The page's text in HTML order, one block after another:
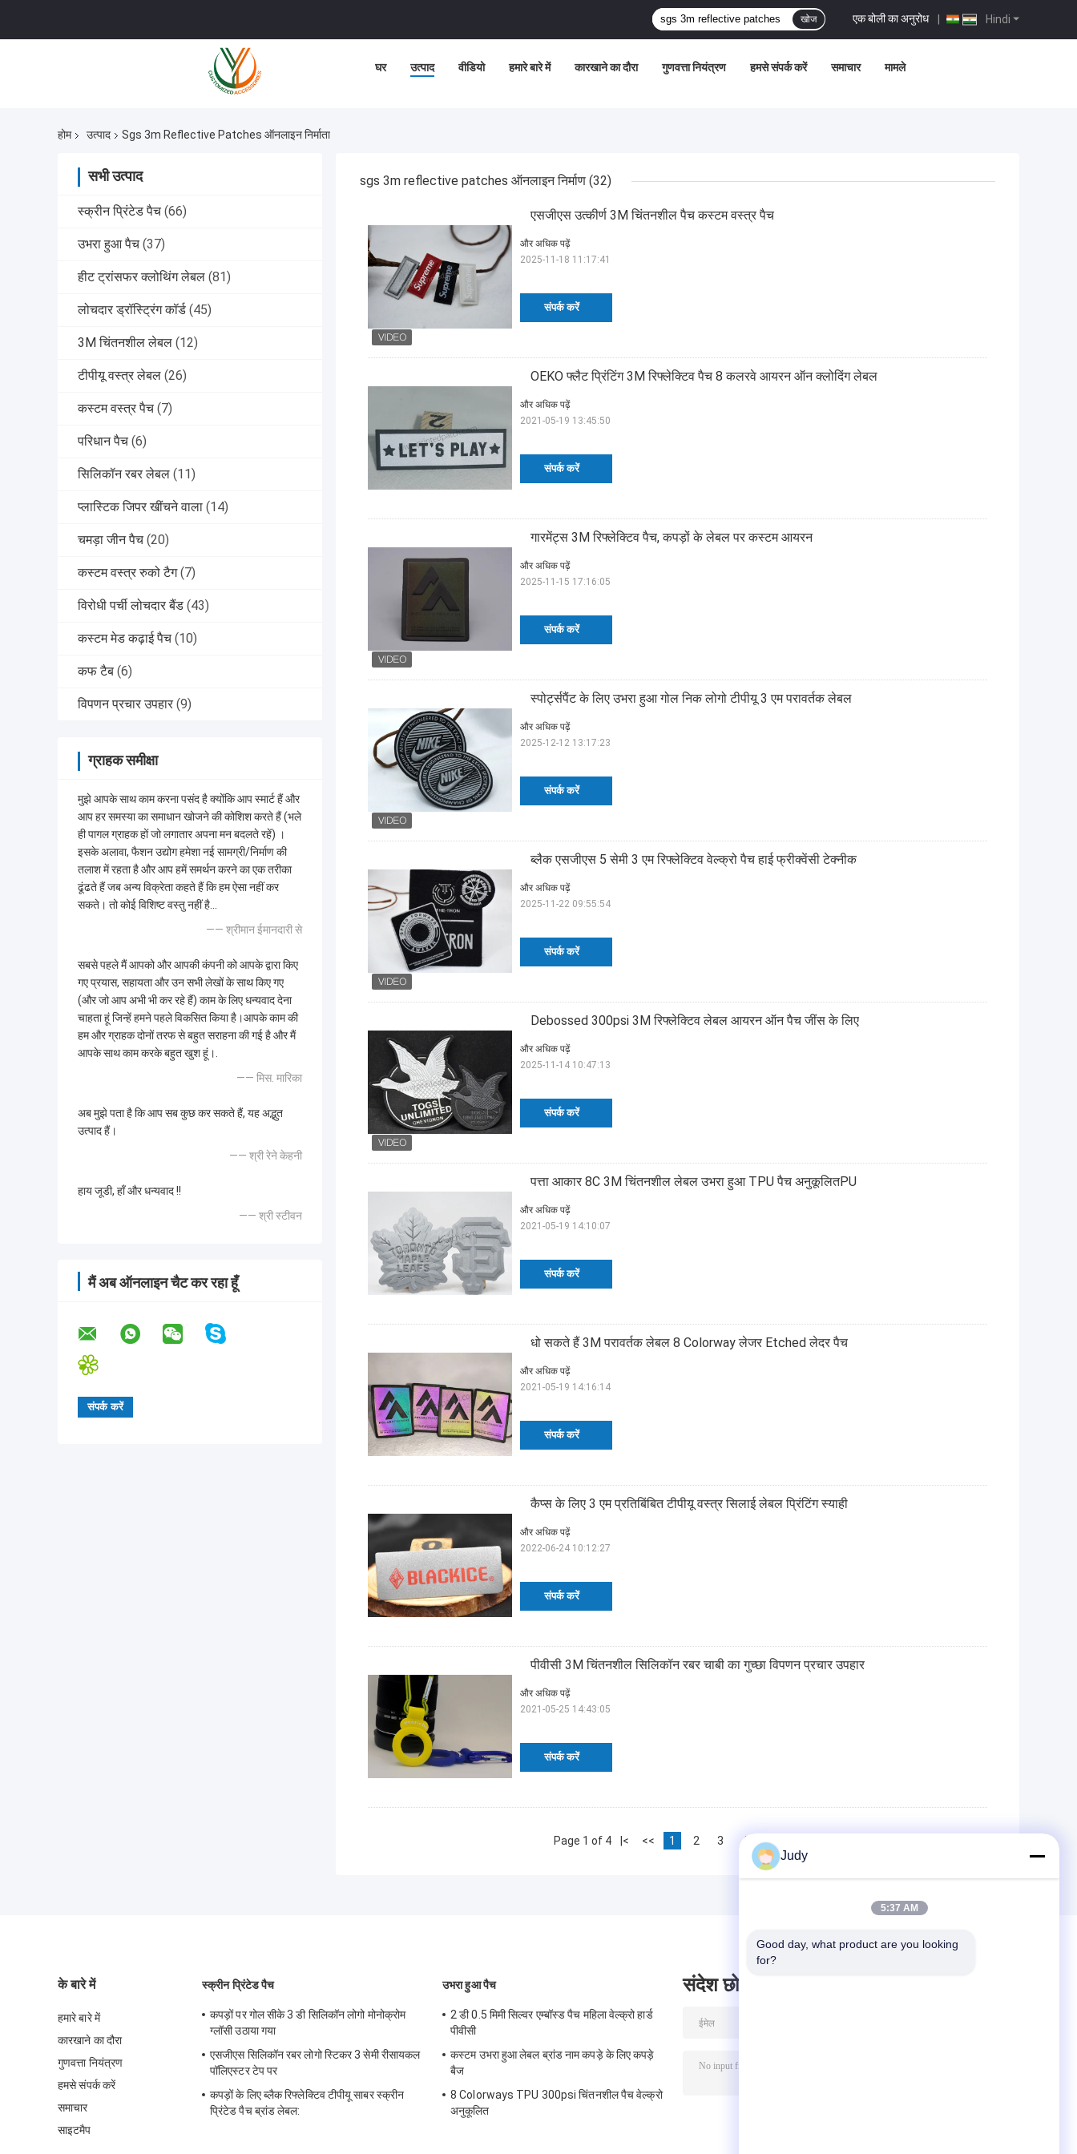
Hindi
एक बोली का अनुरोध |
खोज
घर उत्पाद वीडियो हमारे बारे में कारखाने का दौरा गुणवत्ता नियंत्रण हमसे संपर्क करें समाचार मामले
होम उत्पाद Sgs 3m Reflective Patches ऑनलाइन निर्माता
सभी उत्पाद
स्क्रीन प्रिंटेड पैच (66)
उभरा हुआ पैच (37)
हीट ट्रांसफर क्लोथिंग लेबल (81)
लोचदार ड्रॉस्ट्रिंग कॉर्ड (45)
3M चिंतनशील लेबल (12)
टीपीयू वस्त्र लेबल (26)
कस्टम वस्त्र पैच (7)
परिधान पैच (6)
सिलिकॉन रबर लेबल (11)
प्लास्टिक जिपर खींचने वाला (14)
चमड़ा जीन पैच (20)
कस्टम वस्त्र रुको टैग (7)
विरोधी पर्ची लोचदार बैंड (43)
कस्टम मेड कढ़ाई पैच (10)
कफ टैब (6)
विपणन प्रचार उपहार (9)
ग्राहक समीक्षा
मुझे आपके साथ काम करना पसंद है क्योंकि आप स्मार्ट हैं और
आप हर समस्या का समाधान खोजने की कोशिश करते हैं (भले
ही पागल ग्राहक हों जो लगातार अपना मन बदलते रहें) ।
इसके अलावा, फैशन उद्योग हमेशा नई सामग्री/निर्माण की
तलाश में रहता है और आप हमें समर्थन करने का एक तरीका
ढूंढते हैं जब अन्य विक्रेता कहते हैं कि हम ऐसा नहीं कर
सकते। तो कोई विशिष्ट वस्तु नहीं है...
—— श्रीमान ईमानदारी से
सबसे पहले मैं आपको और आपकी कंपनी को आपके द्वारा किए
गए प्रयास, सहायता और उन सभी लेखों के साथ किए गए
(और जो आप अभी भी कर रहे हैं) काम के लिए धन्यवाद देना
चाहता हूं जिन्हें हमने पहले विकसित किया है।आपके काम की
हम और ग्राहक दोनों तरफ से बहुत सराहना की गई है और मैं
आपके साथ काम करके बहुत खुश हूं।.
—— मिस. मारिका
अब मुझे पता है कि आप सब कुछ कर सकते हैं, यह अद्भुत
उत्पाद हैं।
—— श्री रेने केहनी
हाय जूडी, हाँ और धन्यवाद !!
—— श्री स्टीवन
मैं अब ऑनलाइन चैट कर रहा हूँ
sgs 3m reflective patches ऑनलाइन निर्माण (32)
एसजीएस उत्कीर्ण 3M चिंतनशील पैच कस्टम वस्त्र पैच
संपर्क करें
और अधिक पढ़ें
2025-11-18 11:17:41
OEKO फ्लैट प्रिंटिंग 3M रिफ्लेक्टिव पैच 8 कलरवे आयरन ऑन क्लोदिंग लेबल
संपर्क करें
और अधिक पढ़ें
2021-05-19 13:45:50
गारमेंट्स 3M रिफ्लेक्टिव पैच, कपड़ों के लेबल पर कस्टम आयरन
संपर्क करें
और अधिक पढ़ें
2025-11-15 17:16:05
स्पोर्ट्सपैंट के लिए उभरा हुआ गोल निक लोगो टीपीयू 3 एम परावर्तक लेबल
संपर्क करें
और अधिक पढ़ें
2025-12-12 13:17:23
ब्लैक एसजीएस 5 सेमी 3 एम रिफ्लेक्टिव वेल्क्रो पैच हाई फ्रीक्वेंसी टेक्नीक
संपर्क करें
और अधिक पढ़ें
2025-11-22 09:55:54
Debossed 300psi 3M रिफ्लेक्टिव लेबल आयरन ऑन पैच जींस के लिए
संपर्क करें
और अधिक पढ़ें
2025-11-14 10:47:13
पत्ता आकार 8C 3M चिंतनशील लेबल उभरा हुआ TPU पैच अनुकूलितPU
संपर्क करें
और अधिक पढ़ें
2021-05-19 14:10:07
धो सकते हैं 3M परावर्तक लेबल 8 Colorway लेजर Etched लेदर पैच
संपर्क करें
और अधिक पढ़ें
2021-05-19 14:16:14
कैप्स के लिए 3 एम प्रतिबिंबित टीपीयू वस्त्र सिलाई लेबल प्रिंटिंग स्याही
संपर्क करें
और अधिक पढ़ें
2022-06-24 10:12:27
पीवीसी 3M चिंतनशील सिलिकॉन रबर चाबी का गुच्छा विपणन प्रचार उपहार
संपर्क करें
और अधिक पढ़ें
2021-05-25 14:43:05
Page 1 of 4 |< << 1 2 3 4 >>
के बारे में
हमारे बारे में
कारखाने का दौरा
गुणवत्ता नियंत्रण
हमसे संपर्क करें
समाचार
साइटमैप
स्क्रीन प्रिंटेड पैच
कपड़ों पर गोल सीके 3 डी सिलिकॉन लोगो मोनोक्रोम
ग्लॉसी उठाया गया
एसजीएस सिलिकॉन रबर लोगो स्टिकर 3 सेमी रीसायकल
पॉलिएस्टर टेप पर
कपड़ों के लिए ब्लैक रिफ्लेक्टिव टीपीयू साबर स्क्रीन
प्रिंटेड पैच ब्रांड लेबल:
उभरा हुआ पैच
2 डी 0.5 मिमी सिल्वर एम्बॉस्ड पैच महिला वेल्क्रो हार्ड
पीवीसी
कस्टम उभरा हुआ लेबल ब्रांड नाम कपड़े के लिए कपड़े
बैज
8 Colorways TPU 300psi चिंतनशील पैच वेल्क्रो
अनुकूलित
संदेश छोड़ दो
Judy
5:37 AM
Good day, what product are you looking
for?